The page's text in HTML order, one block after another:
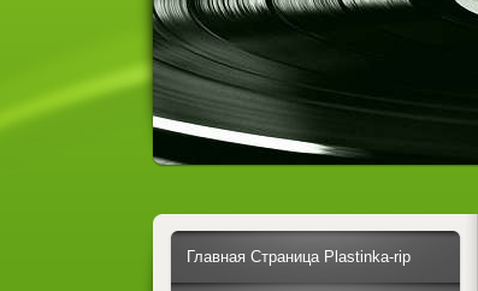
Главная Страница Plastinka-rip